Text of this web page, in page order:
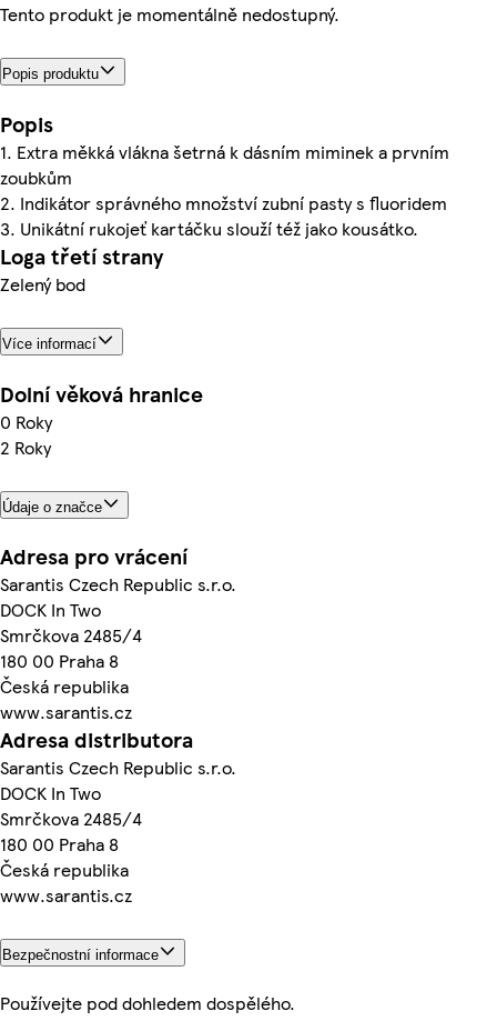
Tento produkt je momentálně nedostupný.
Popis produktu
Popis
1. Extra měkká vlákna šetrná k dásním miminek a prvním
zoubkům
2. Indikátor správného množství zubní pasty s fluoridem
3. Unikátní rukojeť kartáčku slouží též jako kousátko.
Loga třetí strany
Zelený bod
Více informací
Dolní věková hranice
0 Roky
2 Roky
Údaje o značce
Adresa pro vrácení
Sarantis Czech Republic s.r.o.
DOCK In Two
Smrčkova 2485/4
180 00 Praha 8
Česká republika
www.sarantis.cz
Adresa distributora
Sarantis Czech Republic s.r.o.
DOCK In Two
Smrčkova 2485/4
180 00 Praha 8
Česká republika
www.sarantis.cz
Bezpečnostní informace
Používejte pod dohledem dospělého.